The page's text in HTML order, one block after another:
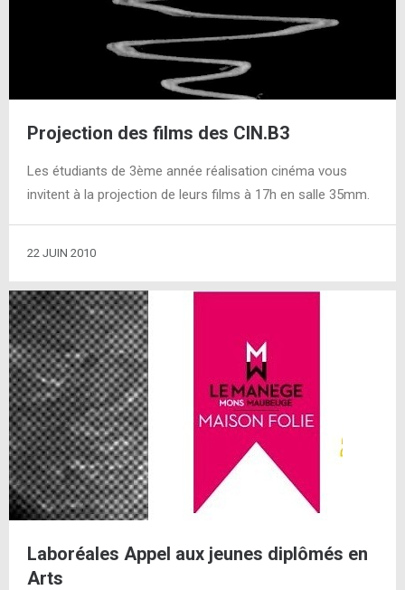
Projection des films des CIN.B3
Les étudiants de 3ème année réalisation cinéma vous
invitent à la projection de leurs films à 17h en salle 35mm.
22 JUIN 2010
Laboréales Appel aux jeunes diplômés en
Arts